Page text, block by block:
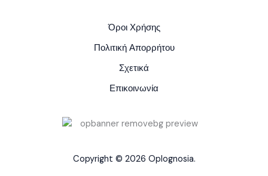
Όροι Χρήσης
Πολιτική Απορρήτου
Σχετικά
Επικοινωνία
Copyright © 2026 Oplognosia.